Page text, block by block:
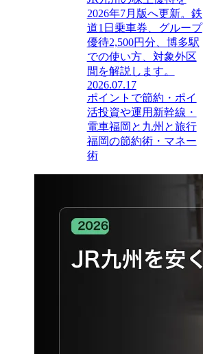
2026年7月版へ更新。鉄
道1日乗車券、グループ
優待2,500円分、博多駅
での使い方、対象外区
間を解説します。
2026.07.17
ポイントで節約・ポイ
活投資や運用 新幹線・
電車福岡と九州と旅行
福岡の節約術・マネー
術